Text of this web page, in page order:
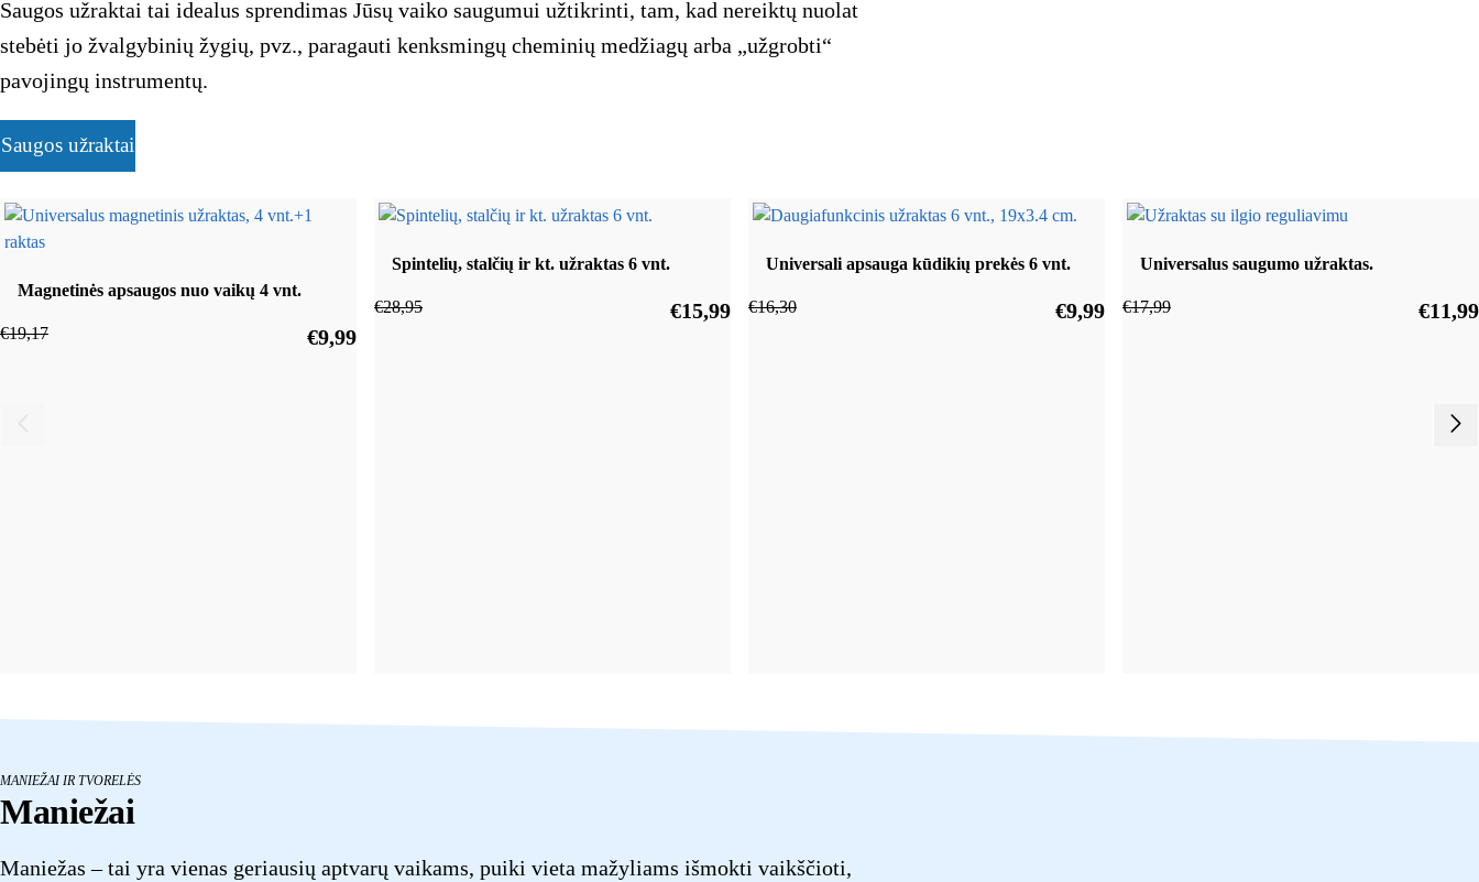
Saugos užraktai tai idealus sprendimas Jūsų vaiko saugumui užtikrinti, tam, kad nereiktų nuolat
stebėti jo žvalgybinių žygių, pvz., paragauti kenksmingų cheminių medžiagų arba „užgrobti“
pavojingų instrumentų.
Saugos užraktai
Magnetinės apsaugos nuo vaikų 4 vnt.
€19,17 €9,99
Spintelių, stalčių ir kt. užraktas 6 vnt.
€28,95 €15,99
Universali apsauga kūdikių prekės 6 vnt.
€16,30 €9,99
Universalus saugumo užraktas.
€17,99 €11,99
MANIEŽAI IR TVORELĖS
Maniežai
Maniežas – tai yra vienas geriausių aptvarų vaikams, puiki vieta mažyliams išmokti vaikščioti,